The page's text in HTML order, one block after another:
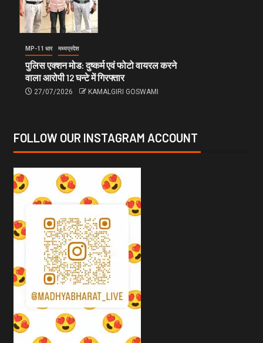
MP-11 धार मध्यप्रदेश
पुलिस एक्शन मोड: दुष्कर्म एवं फोटो वायरल करने
वाला आरोपी 12 घन्टे में गिरफ्तार
27/07/2026 KAMALGIRI GOSWAMI
FOLLOW OUR INSTAGRAM ACCOUNT